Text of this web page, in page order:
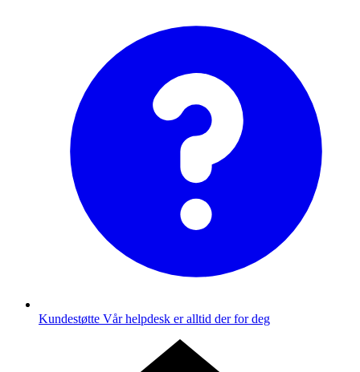
Kundestøtte Vår helpdesk er alltid der for deg